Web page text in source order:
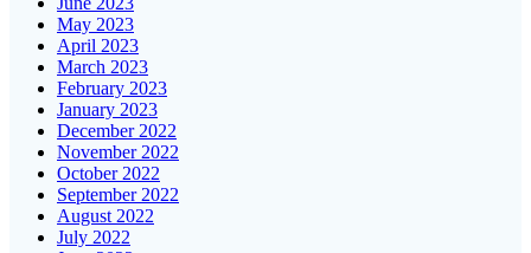
May 2023
April 2023
March 2023
February 2023
January 2023
December 2022
November 2022
October 2022
September 2022
August 2022
July 2022